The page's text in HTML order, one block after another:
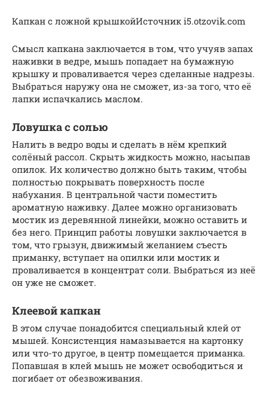
Капкан с ложной крышкойИсточник i5.otzovik.com
Смысл капкана заключается в том, что учуяв запах
наживки в ведре, мышь попадает на бумажную
крышку и проваливается через сделанные надрезы.
Выбраться наружу она не сможет, из-за того, что её
лапки испачкались маслом.
Ловушка с солью
Налить в ведро воды и сделать в нём крепкий
солёный рассол. Скрыть жидкость можно, насыпав
опилок. Их количество должно быть таким, чтобы
полностью покрывать поверхность после
набухания. В центральной части поместить
ароматную наживку. Далее можно организовать
мостик из деревянной линейки, можно оставить и
без него. Принцип работы ловушки заключается в
том, что грызун, движимый желанием съесть
приманку, вступает на опилки или мостик и
проваливается в концентрат соли. Выбраться из неё
он уже не сможет.
Клеевой капкан
В этом случае понадобится специальный клей от
мышей. Консистенция намазывается на картонку
или что-то другое, в центр помещается приманка.
Попавшая в клей мышь не может освободиться и
погибает от обезвоживания.